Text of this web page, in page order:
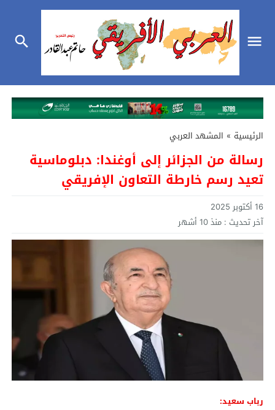
الرئيسية » المشهد العربي
رسالة من الجزائر إلى أوغندا: دبلوماسية
تعيد رسم خارطة التعاون الإفريقي
16 أكتوبر 2025
آخر تحديث : منذ 10 أشهر
رباب سعيد: